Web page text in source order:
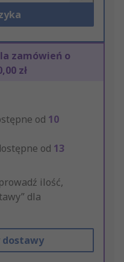
zamówień o
zł
od 10
od 13
ilość,
dla
dostawy